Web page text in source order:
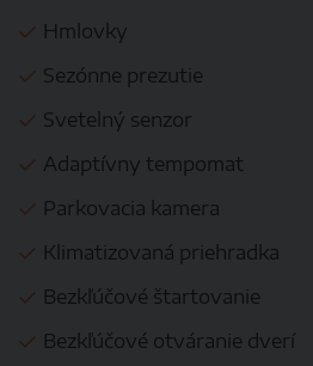
Hmlovky
Sezónne prezutie
Svetelný senzor
Adaptívny tempomat
Parkovacia kamera
Klimatizovaná priehradka
Bezkľúčové štartovanie
Bezkľúčové otváranie dverí